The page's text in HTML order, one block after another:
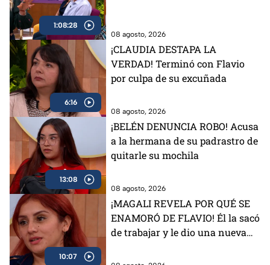
1:08:28
08 agosto, 2026
6:16
¡CLAUDIA DESTAPA LA
VERDAD! Terminó con Flavio
por culpa de su excuñada
08 agosto, 2026
13:08
¡BELÉN DENUNCIA ROBO! Acusa
a la hermana de su padrastro de
quitarle su mochila
08 agosto, 2026
10:07
¡MAGALI REVELA POR QUÉ SE
ENAMORÓ DE FLAVIO! Él la sacó
de trabajar y le dio una nueva